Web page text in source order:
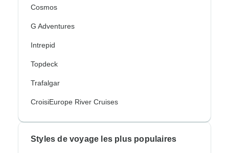
Cosmos
G Adventures
Intrepid
Topdeck
Trafalgar
CroisiEurope River Cruises
Styles de voyage les plus populaires